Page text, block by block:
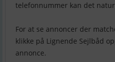
telefonnummer kan det
For at se annoncer der
klikke på Lignende Sejlbåd
annonce.